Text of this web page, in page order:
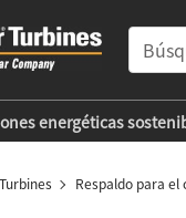
energéticas
Respaldo para el